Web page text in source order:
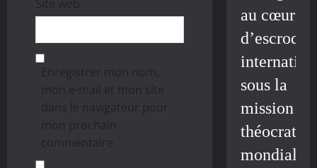
Site web
Enregistrer mon nom,
mon e-mail et mon site
dans le navigateur pour
mon prochain
commentaire.
au cœur
sous la
mission
mondiale/